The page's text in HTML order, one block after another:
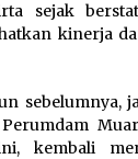
sejak
kinerja
sebelumnya,
kembali